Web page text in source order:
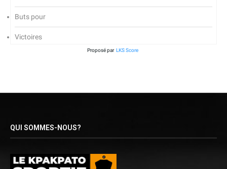
Buts pour
Victoires
Proposé par LKS Score
QUI SOMMES-NOUS?